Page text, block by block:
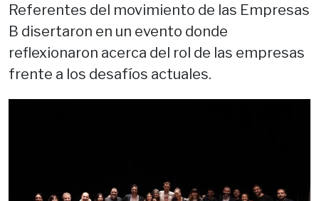
Referentes del movimiento de las Empresas
B disertaron en un evento donde
reflexionaron acerca del rol de las empresas
frente a los desafíos actuales.